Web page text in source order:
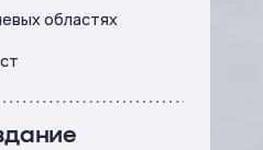
областях